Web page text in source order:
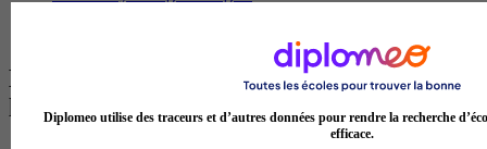
Les intitulés de diplôme par alternance
les plus recherchés
Diplomeo utilise des traceurs et d’autres données pour rendre la recherche
efficace.